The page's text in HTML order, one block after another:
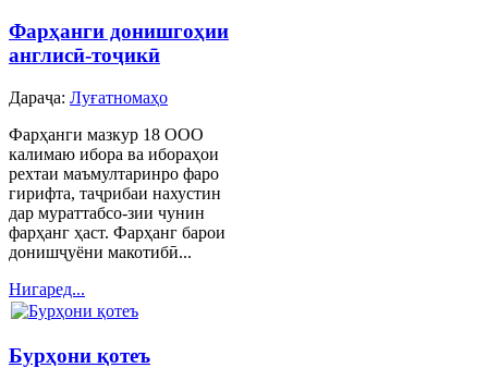
Фарҳанги донишгоҳии
англисӣ-тоҷикӣ
Дараҷа: Луғатномаҳо
Фарҳанги мазкур 18 ООО
калимаю ибора ва ибораҳои
рехтаи маъмултаринро фаро
гирифта, таҷрибаи нахустин
дар мураттабсо-зии чунин
фарҳанг ҳаст. Фарҳанг барои
донишҷуёни макотибӣ...
Нигаред...
Бурҳони қотеъ